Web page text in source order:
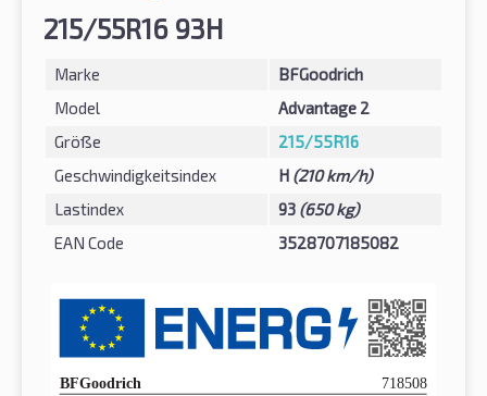
215/55R16 93H
Marke
BFGoodrich
Model
Advantage 2
Größe
215/55R16
Geschwindigkeitsindex
H (210 km/h)
Lastindex
93 (650 kg)
EAN Code
3528707185082